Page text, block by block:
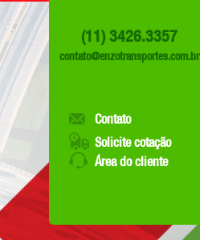
(11) 3426.3357
contato@enzotransportes.com.br
Contato
Solicite cotação
Área do cliente